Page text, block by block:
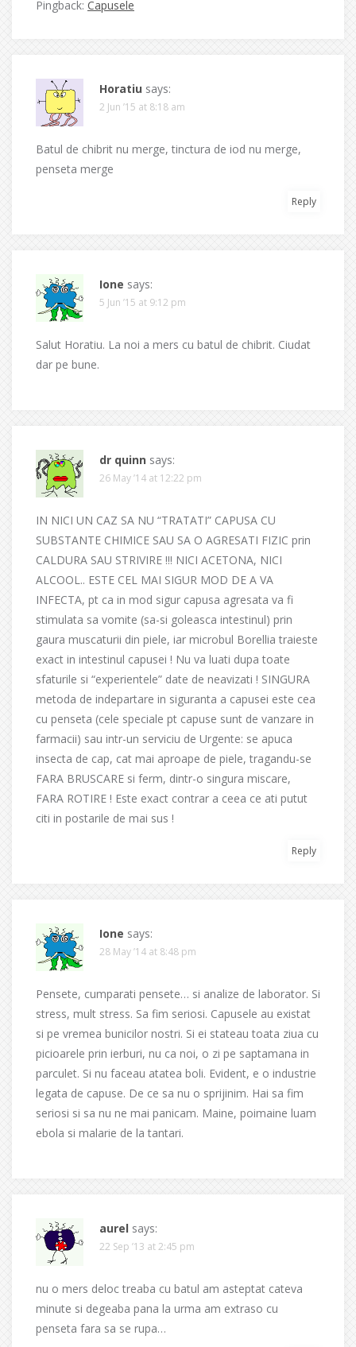
Pingback: Capusele
Horatiu says:
2 Jun ’15 at 8:18 am
Batul de chibrit nu merge, tinctura de iod nu merge,
penseta merge
Reply
Ione says:
5 Jun ’15 at 9:12 pm
Salut Horatiu. La noi a mers cu batul de chibrit. Ciudat
dar pe bune.
dr quinn says:
26 May ’14 at 12:22 pm
IN NICI UN CAZ SA NU “TRATATI” CAPUSA CU
SUBSTANTE CHIMICE SAU SA O AGRESATI FIZIC prin
CALDURA SAU STRIVIRE !!! NICI ACETONA, NICI
ALCOOL.. ESTE CEL MAI SIGUR MOD DE A VA
INFECTA, pt ca in mod sigur capusa agresata va fi
stimulata sa vomite (sa-si goleasca intestinul) prin
gaura muscaturii din piele, iar microbul Borellia traieste
exact in intestinul capusei ! Nu va luati dupa toate
sfaturile si “experientele” date de neavizati ! SINGURA
metoda de indepartare in siguranta a capusei este cea
cu penseta (cele speciale pt capuse sunt de vanzare in
farmacii) sau intr-un serviciu de Urgente: se apuca
insecta de cap, cat mai aproape de piele, tragandu-se
FARA BRUSCARE si ferm, dintr-o singura miscare,
FARA ROTIRE ! Este exact contrar a ceea ce ati putut
citi in postarile de mai sus !
Reply
Ione says:
28 May ’14 at 8:48 pm
Pensete, cumparati pensete… si analize de laborator. Si
stress, mult stress. Sa fim seriosi. Capusele au existat
si pe vremea bunicilor nostri. Si ei stateau toata ziua cu
picioarele prin ierburi, nu ca noi, o zi pe saptamana in
parculet. Si nu faceau atatea boli. Evident, e o industrie
legata de capuse. De ce sa nu o sprijinim. Hai sa fim
seriosi si sa nu ne mai panicam. Maine, poimaine luam
ebola si malarie de la tantari.
aurel says:
22 Sep ’13 at 2:45 pm
nu o mers deloc treaba cu batul am asteptat cateva
minute si degeaba pana la urma am extraso cu
penseta fara sa se rupa…